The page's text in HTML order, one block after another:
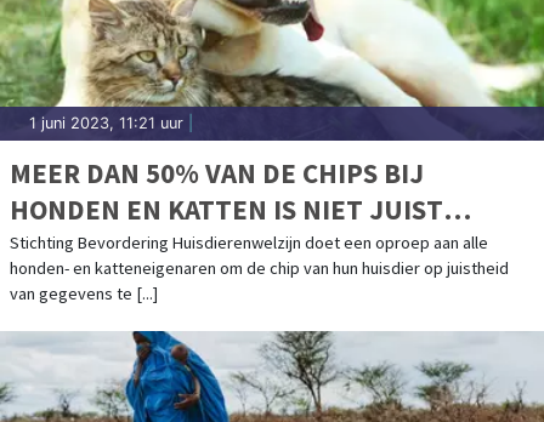
1 juni 2023, 11:21 uur
MEER DAN 50% VAN DE CHIPS BIJ
HONDEN EN KATTEN IS NIET JUIST
GEREGISTREERD
Stichting Bevordering Huisdierenwelzijn doet een oproep aan alle
honden- en katteneigenaren om de chip van hun huisdier op juistheid
van gegevens te [...]